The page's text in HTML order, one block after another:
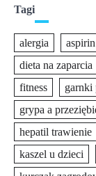
Tagi
alergia aspirin
dieta na zaparcia
fitness
garnki
grypa a
hepatil trawienie
kaszel u dzieci